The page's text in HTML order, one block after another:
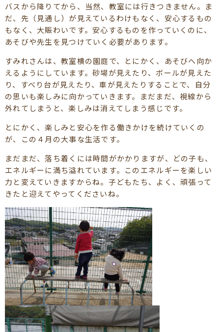
バスから降りてから、当然、教室には行きつきません。ま
だ、先（見通し）が見えているわけもなく、安心するもの
もなく、大賑わいです。安心するものを作っていくのに、
あそびや先生を見つけていく必要があります。
すみれさんは、教室横の園庭で、とにかく、あそびへ向か
えるようにしています。砂場が見えたり、ボールが見えた
り、すべり台が見えたり、車が見えたりすることで、自分
の思いも楽しみに向かっていきます。まだまだ、視線から
外れてしまうと、楽しみは消えてしまう感じです。
とにかく、楽しみと安心を作る働きかけを続けていくの
が、この４月の大事な生活です。
まだまだ、落ち着くには時間がかかりますが、どの子も、
エネルギーに満ち溢れています。このエネルギーを楽しい
力と変えていきますからね。子どもたち、よく、頑張って
きたと迎えてやってくださいね。